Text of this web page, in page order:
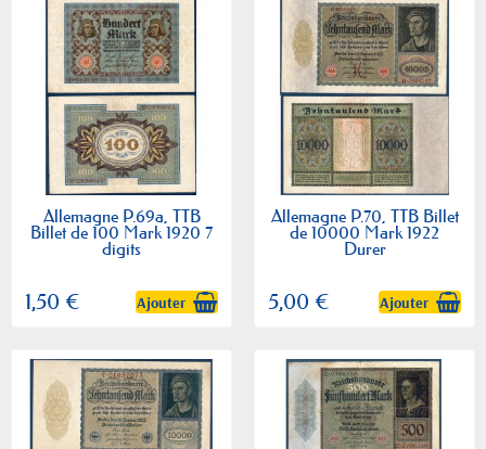
Allemagne P.69a, TTB
Billet de 100 Mark 1920 7
digits
1,50 € Ajouter
Allemagne P.70, TTB Billet
de 10000 Mark 1922
Durer
5,00 € Ajouter